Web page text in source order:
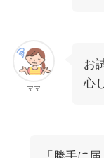
ママ
お
心